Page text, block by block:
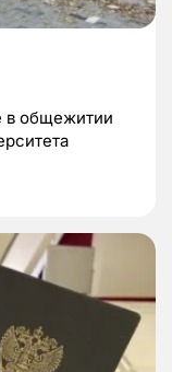
в общежитии